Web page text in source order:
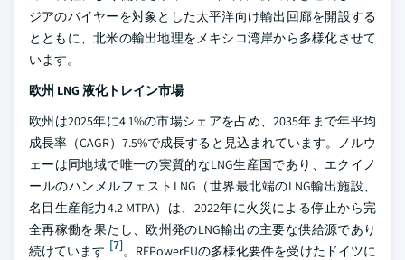
ジアのバイヤーを対象とした太平洋向け輸出回廊を開設する
とともに、北米の輸出地理をメキシコ湾岸から多様化させて
います。
欧州 LNG 液化トレイン市場
欧州は2025年に4.1%の市場シェアを占め、2035年まで年平均
成長率（CAGR）7.5%で成長すると見込まれています。ノルウ
ェーは同地域で唯一の実質的なLNG生産国であり、エクイノ
ールのハンメルフェストLNG（世界最北端のLNG輸出施設、
名目生産能力4.2 MTPA）は、2022年に火災による停止から完
全再稼働を果たし、欧州発のLNG輸出の主要な供給源であり
続けています [7]。REPowerEUの多様化要件を受けたドイツに